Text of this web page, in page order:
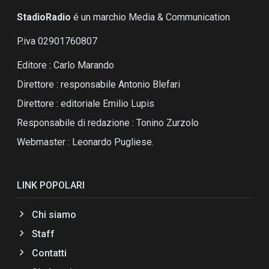
StadioRadio é un marchio Media & Communication
P.iva 02901760807
Editore : Carlo Marando
Direttore : responsabile Antonio Blefari
Direttore : editoriale Emilio Lupis
Responsabile di redazione : Tonino Zurzolo
Webmaster : Leonardo Pugliese.
LINK POPOLARI
Chi siamo
Staff
Contatti